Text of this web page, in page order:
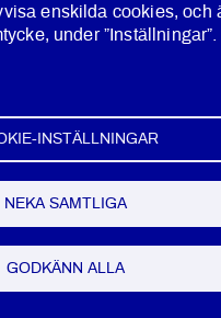
enskilda cookies, och
under ”Inställningar”.
INSTÄLLNINGAR
NEKA SAMTLIGA
GODKÄNN ALLA
värdegrund
en ny värdegrund - den
till en
2025